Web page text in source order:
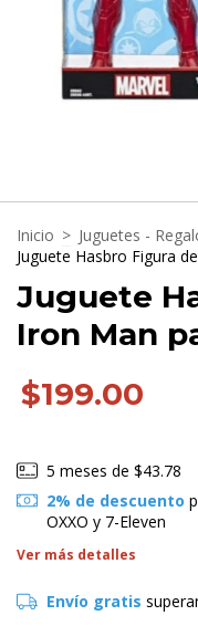
Inicio > Juguetes -
Juguete Hasbro Figura
Juguete
Iron Man
$199.00
5 meses de $43.78
2% de descuento
OXXO y 7-Eleven
Ver más detalles
Envío gratis